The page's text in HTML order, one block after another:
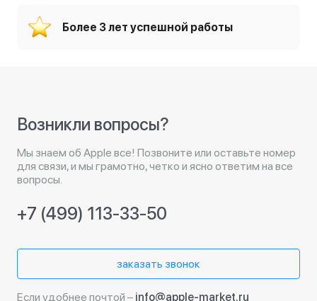
Более 3 лет успешной работы
Возникли вопросы?
Мы знаем об Apple все! Позвоните или оставьте номер
для связи, и мы грамотно, четко и ясно ответим на все
вопросы.
+7 (499) 113-33-50
заказать звонок
Если удобнее почтой – info@apple-market.ru